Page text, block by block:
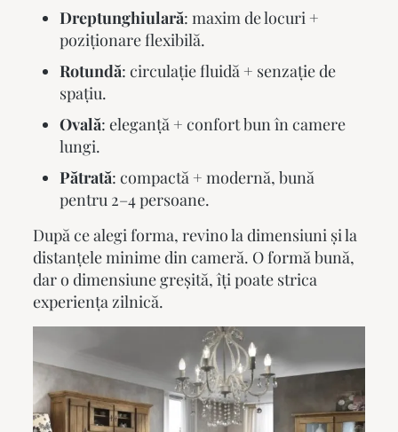
Dreptunghiulară: maxim de locuri +
poziționare flexibilă.
Rotundă: circulație fluidă + senzație de
spațiu.
Ovală: eleganță + confort bun în camere
lungi.
Pătrată: compactă + modernă, bună
pentru 2–4 persoane.
După ce alegi forma, revino la dimensiuni și la
distanțele minime din cameră. O formă bună,
dar o dimensiune greșită, îți poate strica
experiența zilnică.